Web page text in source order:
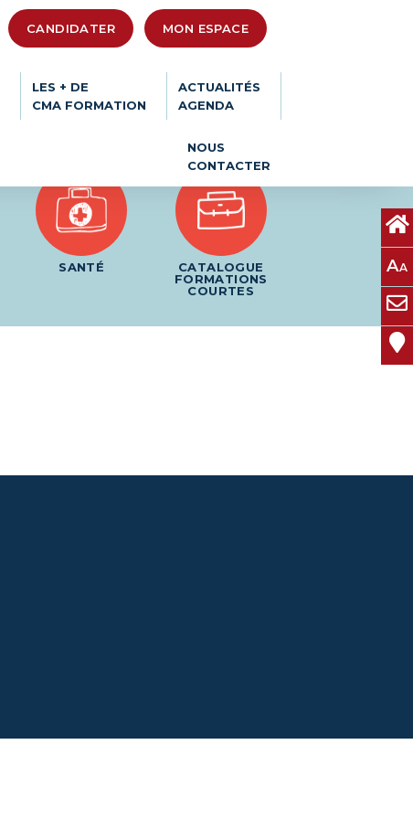
CANDIDATER MON ESPACE
LES + DE
CMA FORMATION
ACTUALITÉS
AGENDA
NOUS
CONTACTER
SANTÉ
CATALOGUE
FORMATIONS
COURTES
AA